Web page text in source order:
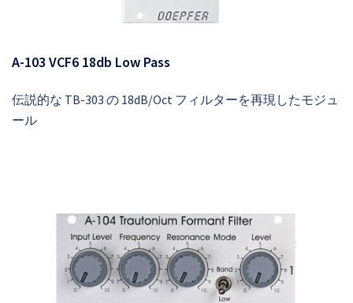
A-103 VCF6 18db Low Pass
伝説的な TB-303 の 18dB/Oct フィルターを再現したモジュ
ール